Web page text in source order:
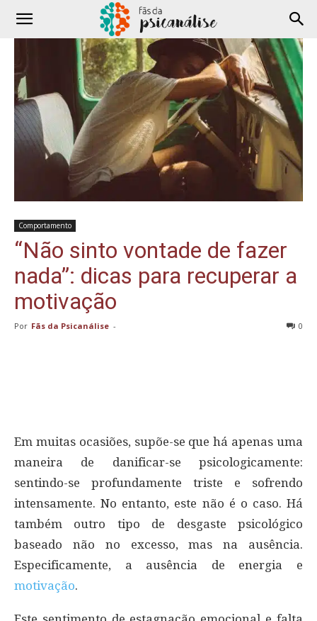
Comportamento
“Não sinto vontade de fazer
nada”: dicas para recuperar a
motivação
Por Fãs da Psicanálise - 0
Em muitas ocasiões, supõe-se que há apenas uma
maneira de danificar-se psicologicamente:
sentindo-se profundamente triste e sofrendo
intensamente. No entanto, este não é o caso. Há
também outro tipo de desgaste psicológico
baseado não no excesso, mas na ausência.
Especificamente, a ausência de energia e
motivação.